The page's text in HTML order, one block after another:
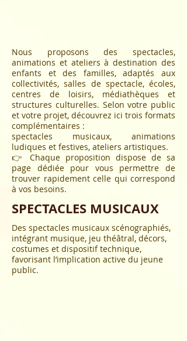
Nous proposons des spectacles,
animations et ateliers à destination des
enfants et des familles, adaptés aux
collectivités, salles de spectacle, écoles,
centres de loisirs, médiathèques et
structures culturelles. Selon votre public
et votre projet, découvrez ici trois formats
complémentaires :
spectacles musicaux, animations
ludiques et festives, ateliers artistiques.
👉 Chaque proposition dispose de sa
page dédiée pour vous permettre de
trouver rapidement celle qui correspond
à vos besoins.
SPECTACLES MUSICAUX
Des spectacles musicaux scénographiés,
intégrant musique, jeu théâtral, décors,
costumes et dispositif technique,
favorisant l’implication active du jeune
public.